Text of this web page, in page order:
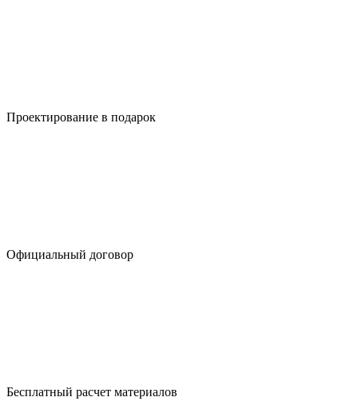
Проектирование в подарок
Официальный договор
Бесплатный расчет материалов